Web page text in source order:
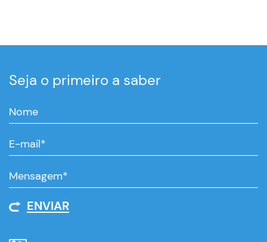
Seja o primeiro a saber
ENVIAR